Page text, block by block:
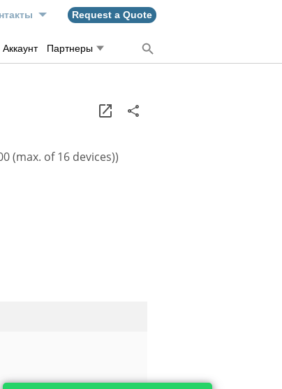
Request a Quote
Аккаунт Партнеры
(max. of 16 devices))